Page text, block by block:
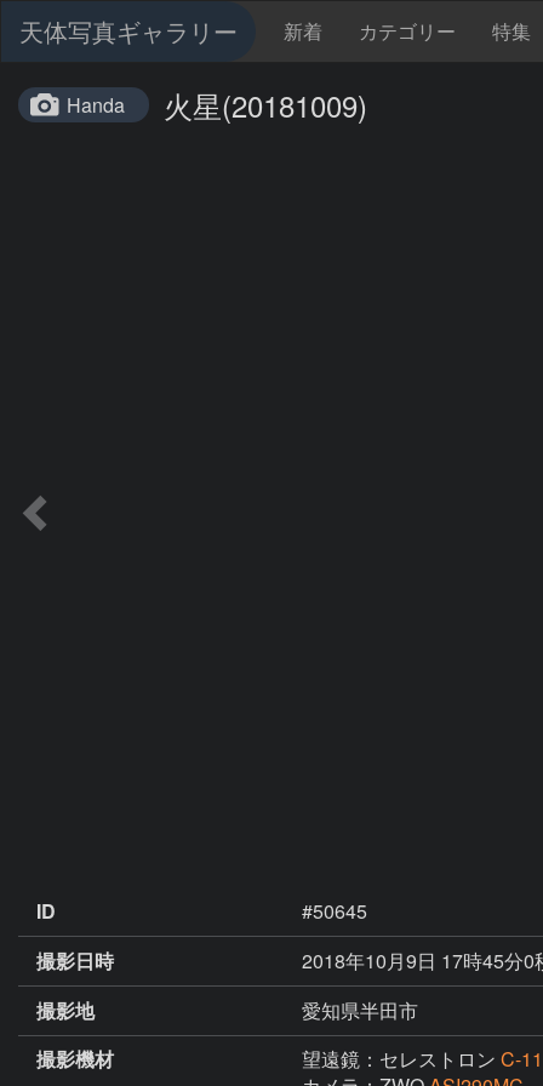
天体写真ギャラリー 新着 カテゴリー 特集
Handa 火星(20181009)
ID
#50645
撮影日時
2018年10月9日 17時45分0
撮影地
愛知県半田市
撮影機材
望遠鏡：セレストロン C-11